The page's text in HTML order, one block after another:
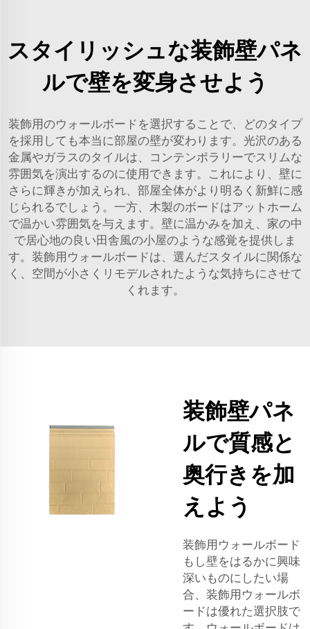
スタイリッシュな装飾壁パネ
ルで壁を変身させよう
装飾用のウォールボードを選択することで、どのタイプ
を採用しても本当に部屋の壁が変わります。光沢のある
金属やガラスのタイルは、コンテンポラリーでスリムな
雰囲気を演出するのに使用できます。これにより、壁に
さらに輝きが加えられ、部屋全体がより明るく新鮮に感
じられるでしょう。一方、木製のボードはアットホーム
で温かい雰囲気を与えます。壁に温かみを加え、家の中
で居心地の良い田舎風の小屋のような感覚を提供しま
す。装飾用ウォールボードは、選んだスタイルに関係な
く、空間が小さくリモデルされたような気持ちにさせて
くれます。
装飾壁パネ
ルで質感と
奥行きを加
えよう
装飾用ウォールボード
もし壁をはるかに興味
深いものにしたい場
合、装飾用ウォールボ
ードは優れた選択肢で